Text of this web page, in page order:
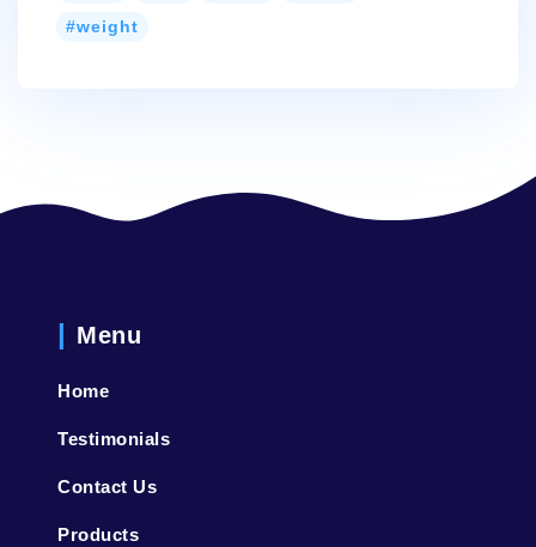
weight
Menu
Home
Testimonials
Contact Us
Products